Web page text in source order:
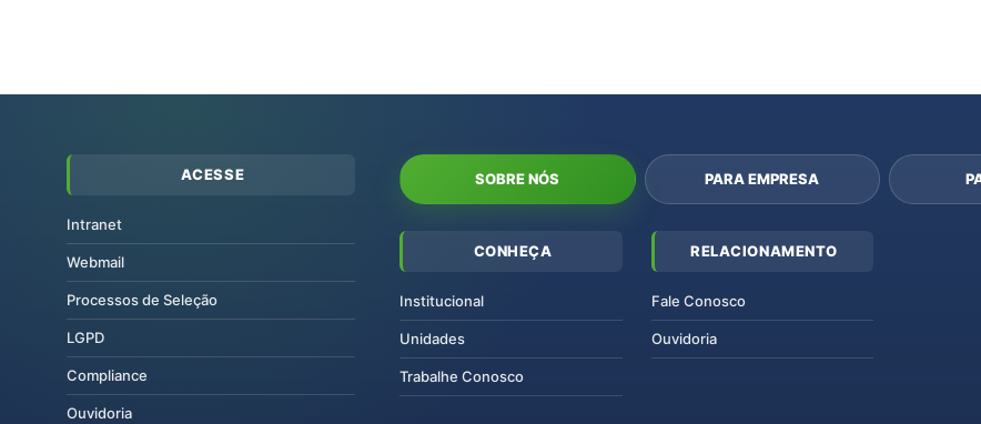
ACESSE
Intranet
Webmail
Processos de Seleção
LGPD
Compliance
Ouvidoria
SOBRE NÓS PARA EMPRESA
CONHEÇA
Institucional
Unidades
Trabalhe Conosco
RELACIONAMENTO
Fale Conosco
Ouvidoria